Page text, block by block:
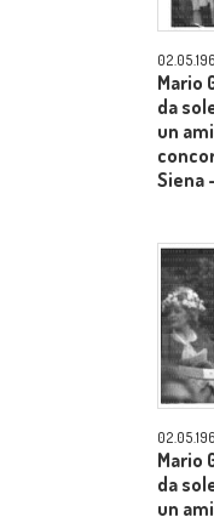
Mario
da
un
Siena
Mario
da
un